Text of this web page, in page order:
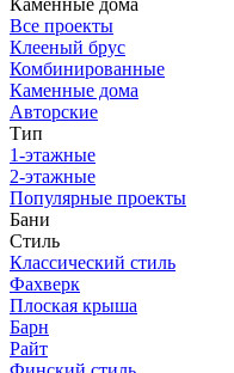
Каменные дома
Все проекты
Клееный брус
Комбинированные
Каменные дома
Авторские
Тип
1-этажные
2-этажные
Популярные проекты
Бани
Стиль
Классический стиль
Фахверк
Плоская крыша
Барн
Райт